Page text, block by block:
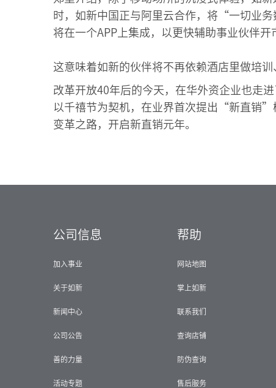
时，如新中国正与阿里云合作，将“一切业
将在一个APP上集成，以更快辅助事业伙伴开
这意味着如新的伙伴将不再依赖酒店里做培
改革开放40年后的今天，在华外资企业也走
以千禧节为契机，在业界首次提出“新直销”
变革之路，开启新直销元年。
公司信息
加入事业
关于如新
新闻中心
公司公告
善的力量
活动专题
帮助
网站地图
掌上如新
联系我们
查询店铺
防伪查询
售后服务